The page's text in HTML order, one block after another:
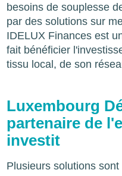
besoins de souplesse
par des solutions sur
IDELUX Finances est
fait bénéficier
tissu local, de son
Luxembourg
partenaire de
investit
Plusieurs solutions